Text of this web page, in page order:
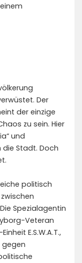
Der
der einzige
zu sein. Hier
und
Stadt. Doch
politisch
Spezialagentin
Veteran
E.S.W.A.T.,
gegen